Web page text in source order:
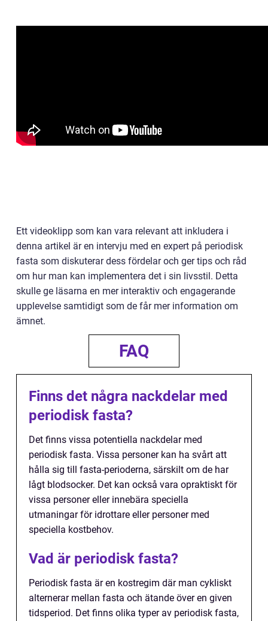
Ett videoklipp som kan vara relevant att inkludera i
denna artikel är en intervju med en expert på periodisk
fasta som diskuterar dess fördelar och ger tips och råd
om hur man kan implementera det i sin livsstil. Detta
skulle ge läsarna en mer interaktiv och engagerande
upplevelse samtidigt som de får mer information om
ämnet.
FAQ
Finns det några nackdelar med
periodisk fasta?
Det finns vissa potentiella nackdelar med
periodisk fasta. Vissa personer kan ha svårt att
hålla sig till fasta-perioderna, särskilt om de har
lågt blodsocker. Det kan också vara opraktiskt för
vissa personer eller innebära speciella
utmaningar för idrottare eller personer med
speciella kostbehov.
Vad är periodisk fasta?
Periodisk fasta är en kostregim där man cykliskt
alternerar mellan fasta och ätande över en given
tidsperiod. Det finns olika typer av periodisk fasta,